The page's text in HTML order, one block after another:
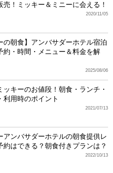
！ミッキー＆ミニーに会える！
2020/11/05
の朝食】アンバサダーホテル宿泊
約・時間・メニュー＆料金を解
2025/08/06
ッキーのお値段！朝食・ランチ・
利用時のポイント
2021/07/13
アンバサダーホテルの朝食提供レ
約はできる？朝食付きプランは？
2022/10/13